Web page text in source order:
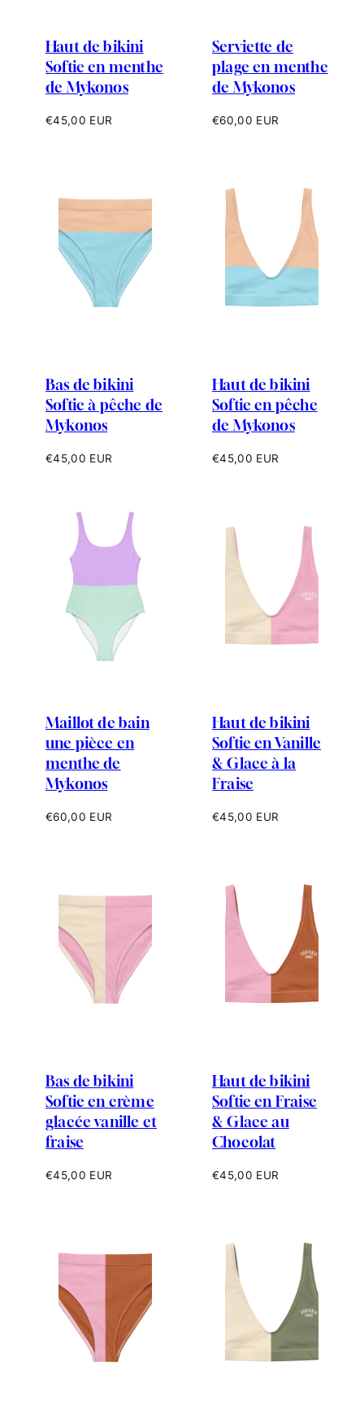
Haut de bikini
Softie en menthe
de Mykonos
Prix
€45,00 EUR
Serviette de
plage en menthe
de Mykonos
Prix
€60,00 EUR
Bas de bikini
Softie à pêche de
Mykonos
Prix
€45,00 EUR
Haut de bikini
Softie en pêche
de Mykonos
Prix
€45,00 EUR
Maillot de bain
une pièce en
menthe de
Mykonos
Prix
€60,00 EUR
Haut de bikini
Softie en Vanille
& Glace à la
Fraise
Prix
€45,00 EUR
Bas de bikini
Softie en crème
glacée vanille et
fraise
Prix
€45,00 EUR
Haut de bikini
Softie en Fraise
& Glace au
Chocolat
Prix
€45,00 EUR